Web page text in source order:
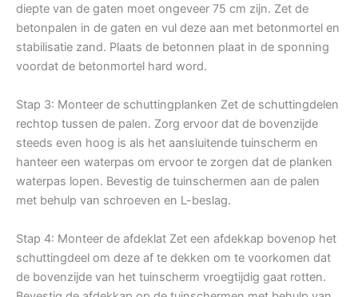
diepte van de gaten moet ongeveer 75 cm zijn. Zet de
betonpalen in de gaten en vul deze aan met betonmortel en
stabilisatie zand. Plaats de betonnen plaat in de sponning
voordat de betonmortel hard word.
Stap 3: Monteer de schuttingplanken Zet de schuttingdelen
rechtop tussen de palen. Zorg ervoor dat de bovenzijde
steeds even hoog is als het aansluitende tuinscherm en
hanteer een waterpas om ervoor te zorgen dat de planken
waterpas lopen. Bevestig de tuinschermen aan de palen
met behulp van schroeven en L-beslag.
Stap 4: Monteer de afdeklat Zet een afdekkap bovenop het
schuttingdeel om deze af te dekken om te voorkomen dat
de bovenzijde van het tuinscherm vroegtijdig gaat rotten.